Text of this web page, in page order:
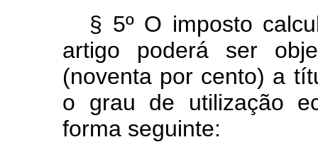
§ 5º O imposto
artigo poderá ser
(noventa por cento) a
o grau de utilização
forma seguinte: